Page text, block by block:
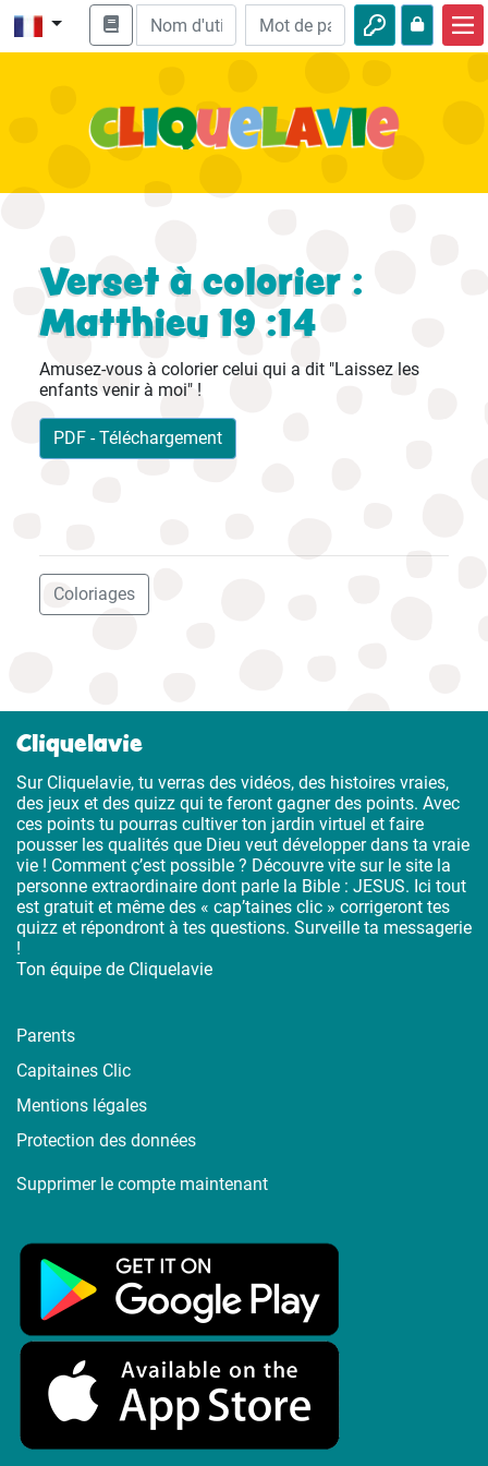
Enseignement biblique
Aventures
Verset à colorier :
Matthieu 19 :14
Amusez-vous à colorier celui qui a dit "Laissez les
enfants venir à moi" !
PDF - Téléchargement
Coloriages
Cliquelavie
Sur Cliquelavie, tu verras des vidéos, des histoires vraies,
des jeux et des quizz qui te feront gagner des points. Avec
ces points tu pourras cultiver ton jardin virtuel et faire
pousser les qualités que Dieu veut développer dans ta vraie
vie ! Comment ç’est possible ? Découvre vite sur le site la
personne extraordinaire dont parle la Bible : JESUS. Ici tout
est gratuit et même des « cap’taines clic » corrigeront tes
quizz et répondront à tes questions. Surveille ta messagerie
!
Ton équipe de Cliquelavie
Parents
Capitaines Clic
Mentions légales
Protection des données
Supprimer le compte maintenant